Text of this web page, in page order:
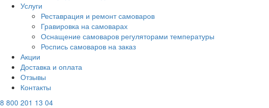
Услуги
Реставрация и ремонт самоваров
Гравировка на самоварах
Оснащение самоваров регуляторами температуры
Роспись самоваров на заказ
Акции
Доставка и оплата
Отзывы
Контакты
8 800 201 13 04